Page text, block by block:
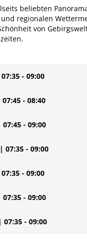
beliebten
regionalen
von
- 09:00
- 08:40
- 09:00
07:35 - 09:00
- 09:00
- 09:00
07:35 - 09:00